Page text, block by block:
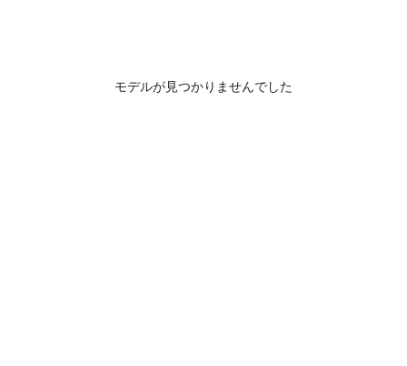
モデルが見つかりませんでした